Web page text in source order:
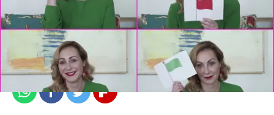
atresplayer
Madrid
Publicado:23 de agosto de 2021, 16:31
WhatsappFacebook
TwitterFlipboard